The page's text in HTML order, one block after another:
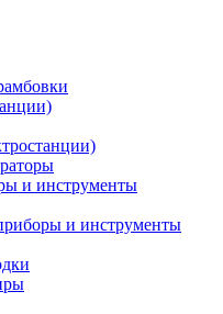
и инструменты
и инструменты